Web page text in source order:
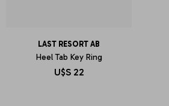
LAST RESORT AB
Heel Tab Key Ring
U$S 22